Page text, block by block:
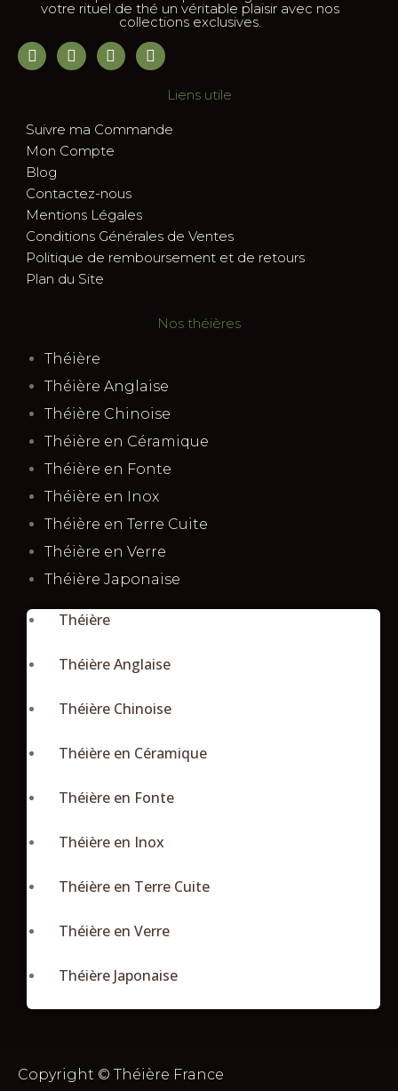
votre rituel de thé un véritable plaisir avec nos
collections exclusives.
Liens utile
Suivre ma Commande
Mon Compte
Blog
Contactez-nous
Mentions Légales
Conditions Générales de Ventes
Politique de remboursement et de retours
Plan du Site
Nos théières
Théière
Théière Anglaise
Théière Chinoise
Théière en Céramique
Théière en Fonte
Théière en Inox
Théière en Terre Cuite
Théière en Verre
Théière Japonaise
Théière
Théière Anglaise
Théière Chinoise
Théière en Céramique
Théière en Fonte
Théière en Inox
Théière en Terre Cuite
Théière en Verre
Théière Japonaise
Copyright © Théière France